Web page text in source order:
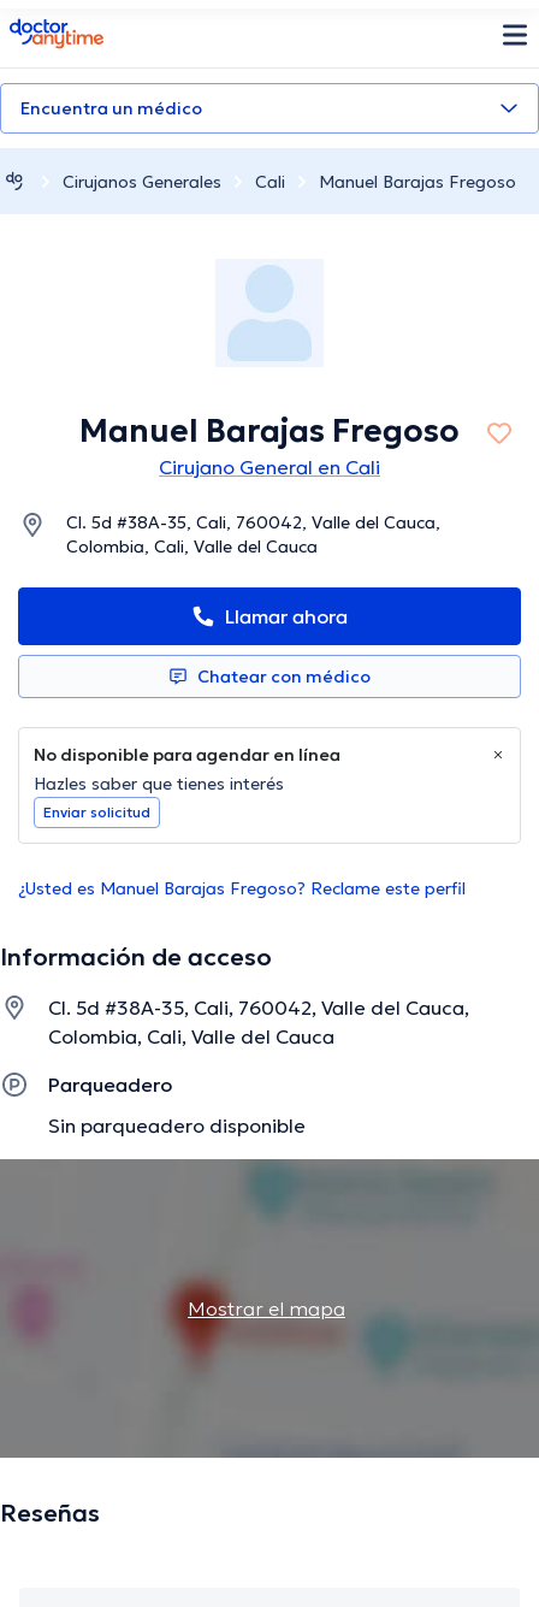
doctoranytime
Encuentra un médico
Cirujanos Generales Cali Manuel Barajas Fregoso
Manuel Barajas Fregoso
Cirujano General en Cali
Cl. 5d #38A-35, Cali, 760042, Valle del Cauca,
Colombia, Cali, Valle del Cauca
Llamar ahora
Chatear con médico
No disponible para agendar en línea
Hazles saber que tienes interés
Enviar solicitud
¿Usted es Manuel Barajas Fregoso? Reclame este perfil
Información de acceso
Cl. 5d #38A-35, Cali, 760042, Valle del Cauca,
Colombia, Cali, Valle del Cauca
Parqueadero
Sin parqueadero disponible
Mostrar el mapa
Reseñas